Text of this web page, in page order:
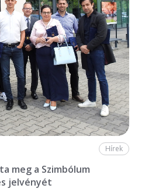
Hírek
meg a Szimbólum
jelvényét